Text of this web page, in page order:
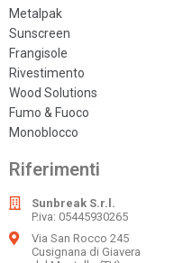
Metalpak
Sunscreen
Frangisole
Rivestimento
Wood Solutions
Fumo & Fuoco
Monoblocco
Riferimenti
Sunbreak S.r.l.
P.iva: 05445930265
Via San Rocco 245
Cusignana di Giavera